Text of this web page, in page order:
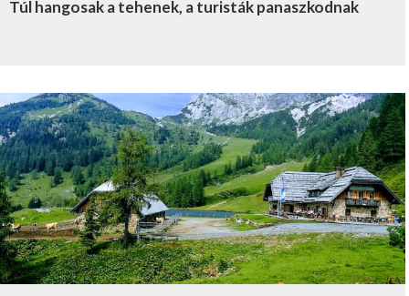
Túl hangosak a tehenek, a turisták panaszkodnak